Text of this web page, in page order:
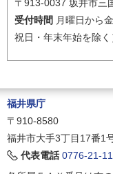
〒913-0037 坂井市三
受付時間 月曜日から
祝日・年末年始を除く
福井県庁
〒910-8580
福井市大手3丁目17番1
代表電話 0776-21-